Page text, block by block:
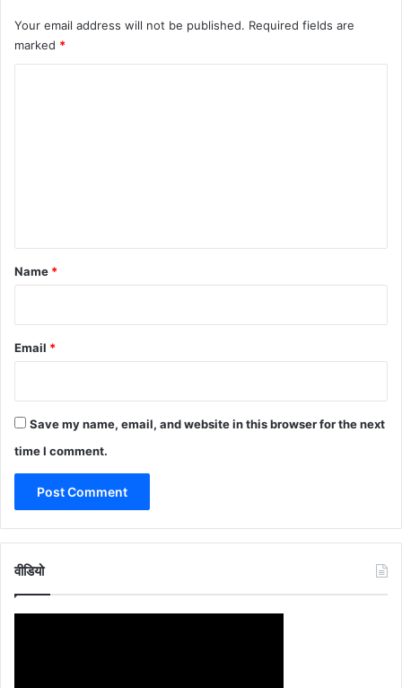
Your email address will not be published. Required fields are
marked *
*
Name *
Email *
Save my name, email, and website in this browser for the next
time I comment.
वीडियो